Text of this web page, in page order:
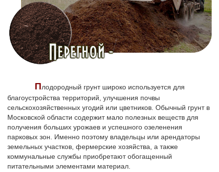
Плодородный грунт широко используется для
благоустройства территорий, улучшения почвы
сельскохозяйственных угодий или цветников. Обычный грунт в
Московской области содержит мало полезных веществ для
получения больших урожаев и успешного озеленения
парковых зон. Именно поэтому владельцы или арендаторы
земельных участков, фермерские хозяйства, а также
коммунальные службы приобретают обогащенный
питательными элементами материал.